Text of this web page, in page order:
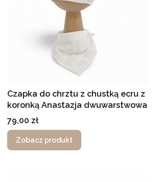
Czapka do chrztu z chustką ecru z
koronką Anastazja dwuwarstwowa
Cena
79,00 zł
Zobacz produkt